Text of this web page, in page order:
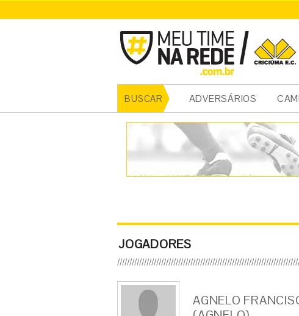
BUSCAR ADVERSÁRIOS
JOGADORES
AGNELO